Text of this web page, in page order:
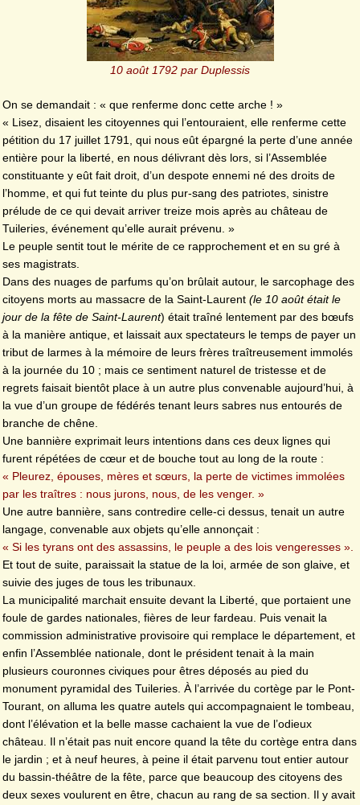
10 août 1792 par Duplessis
On se demandait : « que renferme donc cette arche ! »
« Lisez, disaient les citoyennes qui l’entouraient, elle renferme cette
pétition du 17 juillet 1791, qui nous eût épargné la perte d’une année
entière pour la liberté, en nous délivrant dès lors, si l’Assemblée
constituante y eût fait droit, d’un despote ennemi né des droits de
l’homme, et qui fut teinte du plus pur-sang des patriotes, sinistre
prélude de ce qui devait arriver treize mois après au château de
Tuileries, événement qu’elle aurait prévenu. »
Le peuple sentit tout le mérite de ce rapprochement et en su gré à
ses magistrats.
Dans des nuages de parfums qu’on brûlait autour, le sarcophage des
citoyens morts au massacre de la Saint-Laurent (le 10 août était le
jour de la fête de Saint-Laurent) était traîné lentement par des bœufs
à la manière antique, et laissait aux spectateurs le temps de payer un
tribut de larmes à la mémoire de leurs frères traîtreusement immolés
à la journée du 10 ; mais ce sentiment naturel de tristesse et de
regrets faisait bientôt place à un autre plus convenable aujourd’hui, à
la vue d’un groupe de fédérés tenant leurs sabres nus entourés de
branche de chêne.
Une bannière exprimait leurs intentions dans ces deux lignes qui
furent répétées de cœur et de bouche tout au long de la route :
« Pleurez, épouses, mères et sœurs, la perte de victimes immolées
par les traîtres : nous jurons, nous, de les venger. »
Une autre bannière, sans contredire celle-ci dessus, tenait un autre
langage, convenable aux objets qu’elle annonçait :
« Si les tyrans ont des assassins, le peuple a des lois vengeresses ».
Et tout de suite, paraissait la statue de la loi, armée de son glaive, et
suivie des juges de tous les tribunaux.
La municipalité marchait ensuite devant la Liberté, que portaient une
foule de gardes nationales, fières de leur fardeau. Puis venait la
commission administrative provisoire qui remplace le département, et
enfin l’Assemblée nationale, dont le président tenait à la main
plusieurs couronnes civiques pour êtres déposés au pied du
monument pyramidal des Tuileries. À l’arrivée du cortège par le Pont-
Tourant, on alluma les quatre autels qui accompagnaient le tombeau,
dont l’élévation et la belle masse cachaient la vue de l’odieux
château. Il n’était pas nuit encore quand la tête du cortège entra dans
le jardin ; et à neuf heures, à peine il était parvenu tout entier autour
du bassin-théâtre de la fête, parce que beaucoup des citoyens des
deux sexes voulurent en être, chacun au rang de sa section. Il y avait